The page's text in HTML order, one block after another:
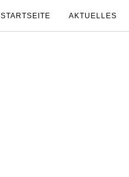
STARTSEITE AKTUELLES